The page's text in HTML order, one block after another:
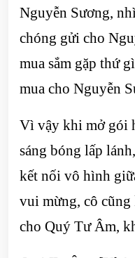
Nguyễn Sương,
chóng gửi cho
mua sắm gặp thứ
mua cho Nguyễn
Vì vậy khi mở gói
sáng bóng lấp
kết nối vô hình
vui mừng, cô
cho Quý Tư Âm,